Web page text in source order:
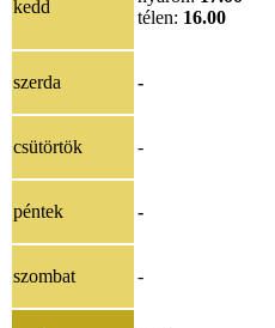
kedd
télen: 16.00
szerda -
csütörtök -
péntek -
szombat -